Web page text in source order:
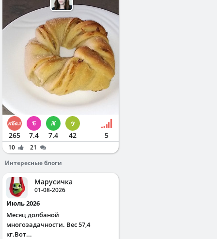
265 7.4 7.4 42 5
10
21
Интересные блоги
Марусичка
01-08-2026
Июль 2026
Месяц долбаной
многозадачности. Вес 57,4
кг.Вот...